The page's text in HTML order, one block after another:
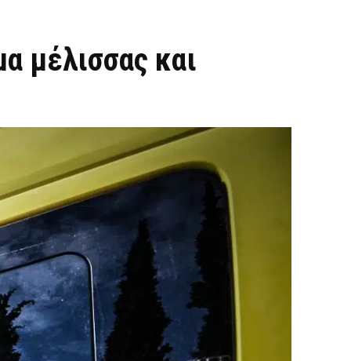
μέλισσας και